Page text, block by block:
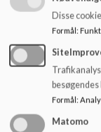
Takstblad 2026
Økonomisk
Glemte ting
UNI-login
Datasikkerhed
Juniormesterlære
Disse
Formål:
Formål:
Matomo